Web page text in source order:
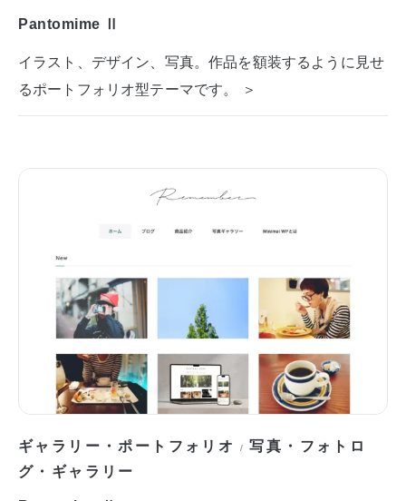
Pantomime Ⅱ
イラスト、デザイン、写真。作品を額装するように見せ
るポートフォリオ型テーマです。 ＞
ギャラリー・ポートフォリオ /写真・フォトロ
グ・ギャラリー